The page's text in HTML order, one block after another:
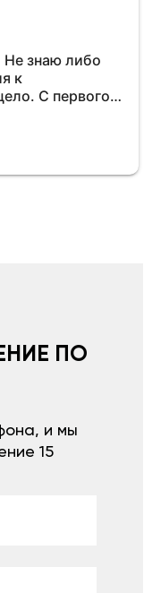
знаю либо
к
С первого
не знаю
звёзды за
дополню
поставил сразу
к покупке.
ПО
и мы
15